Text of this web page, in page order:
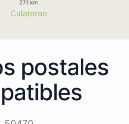
27.1 km
Calatorao
postales